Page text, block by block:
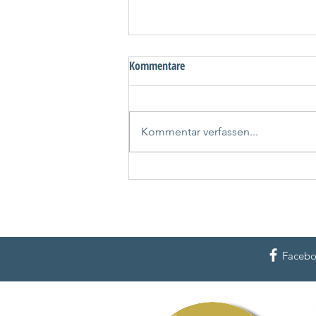
Kommentare
Kommentar verfassen...